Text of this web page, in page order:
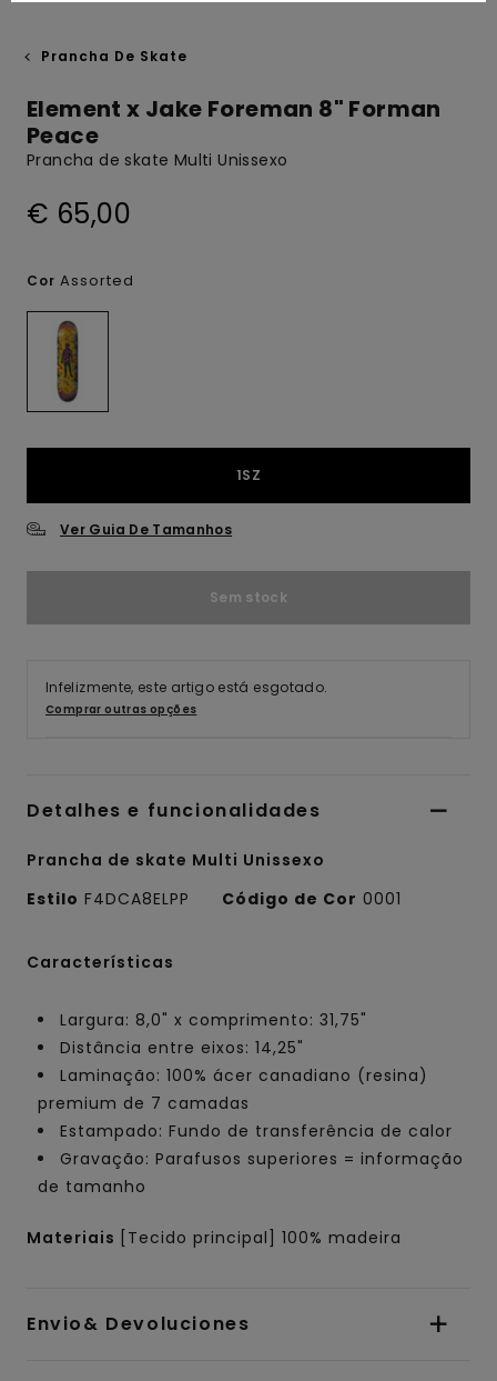
Prancha De Skate
Element x Jake Foreman 8" Forman
Peace
Prancha de skate Multi Unissexo
€ 65,00
Cor Assorted
1SZ
Ver Guia De Tamanhos
Sem stock
Infelizmente, este artigo está esgotado.
Comprar outras opções
Detalhes e funcionalidades
Prancha de skate Multi Unissexo
Estilo F4DCA8ELPP Código de Cor 0001
Características
Largura: 8,0" x comprimento: 31,75"
Distância entre eixos: 14,25"
Laminação: 100% ácer canadiano (resina)
premium de 7 camadas
Estampado: Fundo de transferência de calor
Gravação: Parafusos superiores = informação
de tamanho
Materiais [Tecido principal] 100% madeira
Envio& Devoluciones